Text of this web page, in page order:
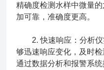
精确度检测水样中微量
加可靠，准确度更高。
2. 快速响应：分析仪
够迅速响应变化，及时
通过数据分析和报警系